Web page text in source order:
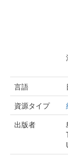
言語
資源タイプ
出版者